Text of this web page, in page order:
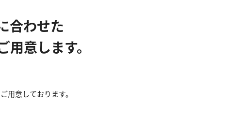
合わせた
意します。
用意しております。